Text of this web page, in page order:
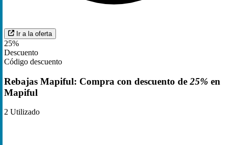
Ir a la oferta
25%
Descuento
Código descuento
Rebajas Mapiful: Compra con descuento de 25% en
Mapiful
2 Utilizado